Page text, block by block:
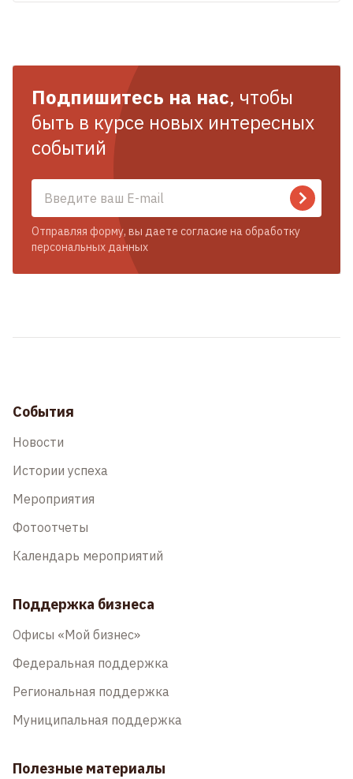
Подпишитесь на нас, чтобы
быть в курсе новых интересных
событий
Отправляя форму, вы даете согласие на обработку
персональных данных
События
Новости
Истории успеха
Мероприятия
Фотоотчеты
Календарь мероприятий
Поддержка бизнеса
Офисы «Мой бизнес»
Федеральная поддержка
Региональная поддержка
Муниципальная поддержка
Полезные материалы